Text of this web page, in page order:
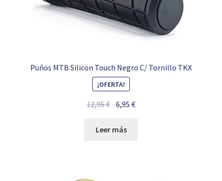
Puños MTB Silicon Touch Negro C/ Tornillo TKX
¡OFERTA!
12,95€ El
original
6,95€El
Leer más